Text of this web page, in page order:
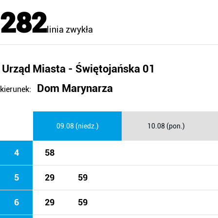
282linia zwykła
Urząd Miasta - Świętojańska 01
kierunek: Dom Marynarza
09.08 (niedz.) 10.08 (pon.)
4 58
5 29 59
6 29 59